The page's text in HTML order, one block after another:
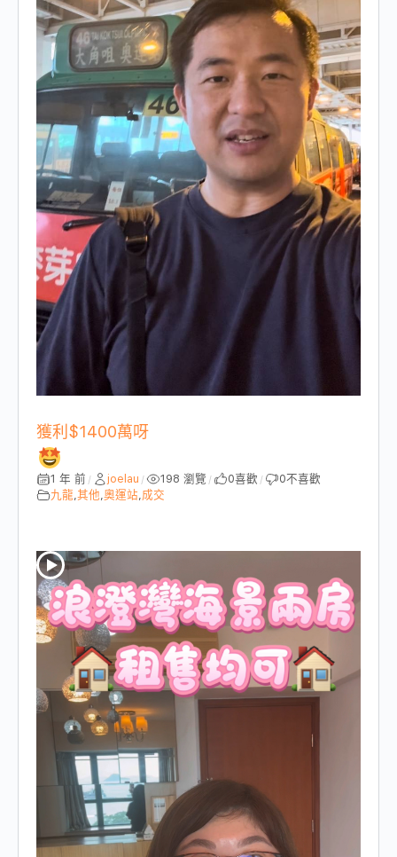
獲利$1400萬呀
1 年 前 / joelau / 198 瀏覽 / 0喜歡 / 0不喜歡
九龍,其他,奧運站,成交